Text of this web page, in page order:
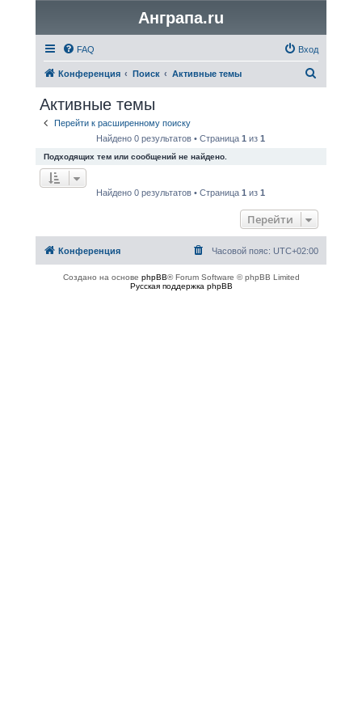
Анграпа.ru
FAQ Вход
Конференция Поиск Активные темы
Активные темы
Перейти к расширенному поиску
Найдено 0 результатов • Страница1 из1
Подходящих тем или сообщений не найдено.
Найдено 0 результатов • Страница1 из1
Перейти
Конференция Часовой пояс: UTC+02:00
Создано на основе phpBB® Forum Software © phpBB Limited
Русская поддержка phpBB